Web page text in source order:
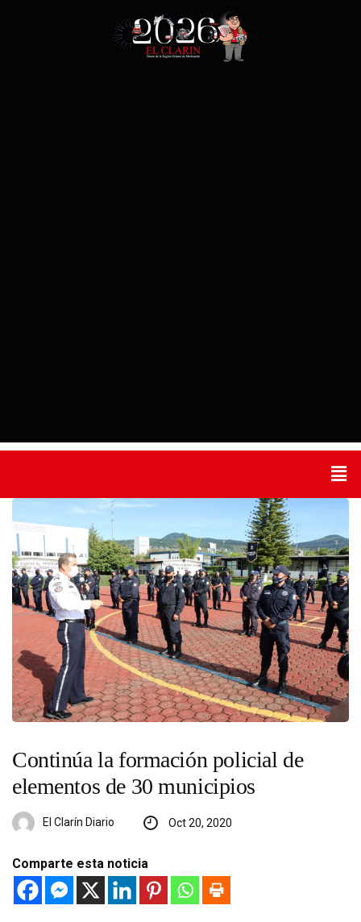
Continúa la formación policial de
elementos de 30 municipios
El Clarín Diario Oct 20, 2020
Comparte esta noticia